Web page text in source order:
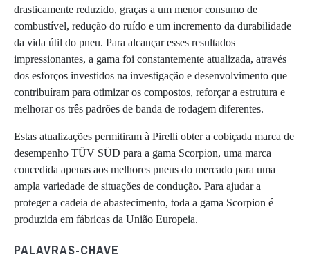
drasticamente reduzido, graças a um menor consumo de
combustível, redução do ruído e um incremento da durabilidade
da vida útil do pneu. Para alcançar esses resultados
impressionantes, a gama foi constantemente atualizada, através
dos esforços investidos na investigação e desenvolvimento que
contribuíram para otimizar os compostos, reforçar a estrutura e
melhorar os três padrões de banda de rodagem diferentes.
Estas atualizações permitiram à Pirelli obter a cobiçada marca de
desempenho TÜV SÜD para a gama Scorpion, uma marca
concedida apenas aos melhores pneus do mercado para uma
ampla variedade de situações de condução. Para ajudar a
proteger a cadeia de abastecimento, toda a gama Scorpion é
produzida em fábricas da União Europeia.
PALAVRAS-CHAVE